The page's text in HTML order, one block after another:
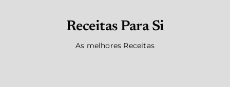
Receitas Para Si
As melhores Receitas